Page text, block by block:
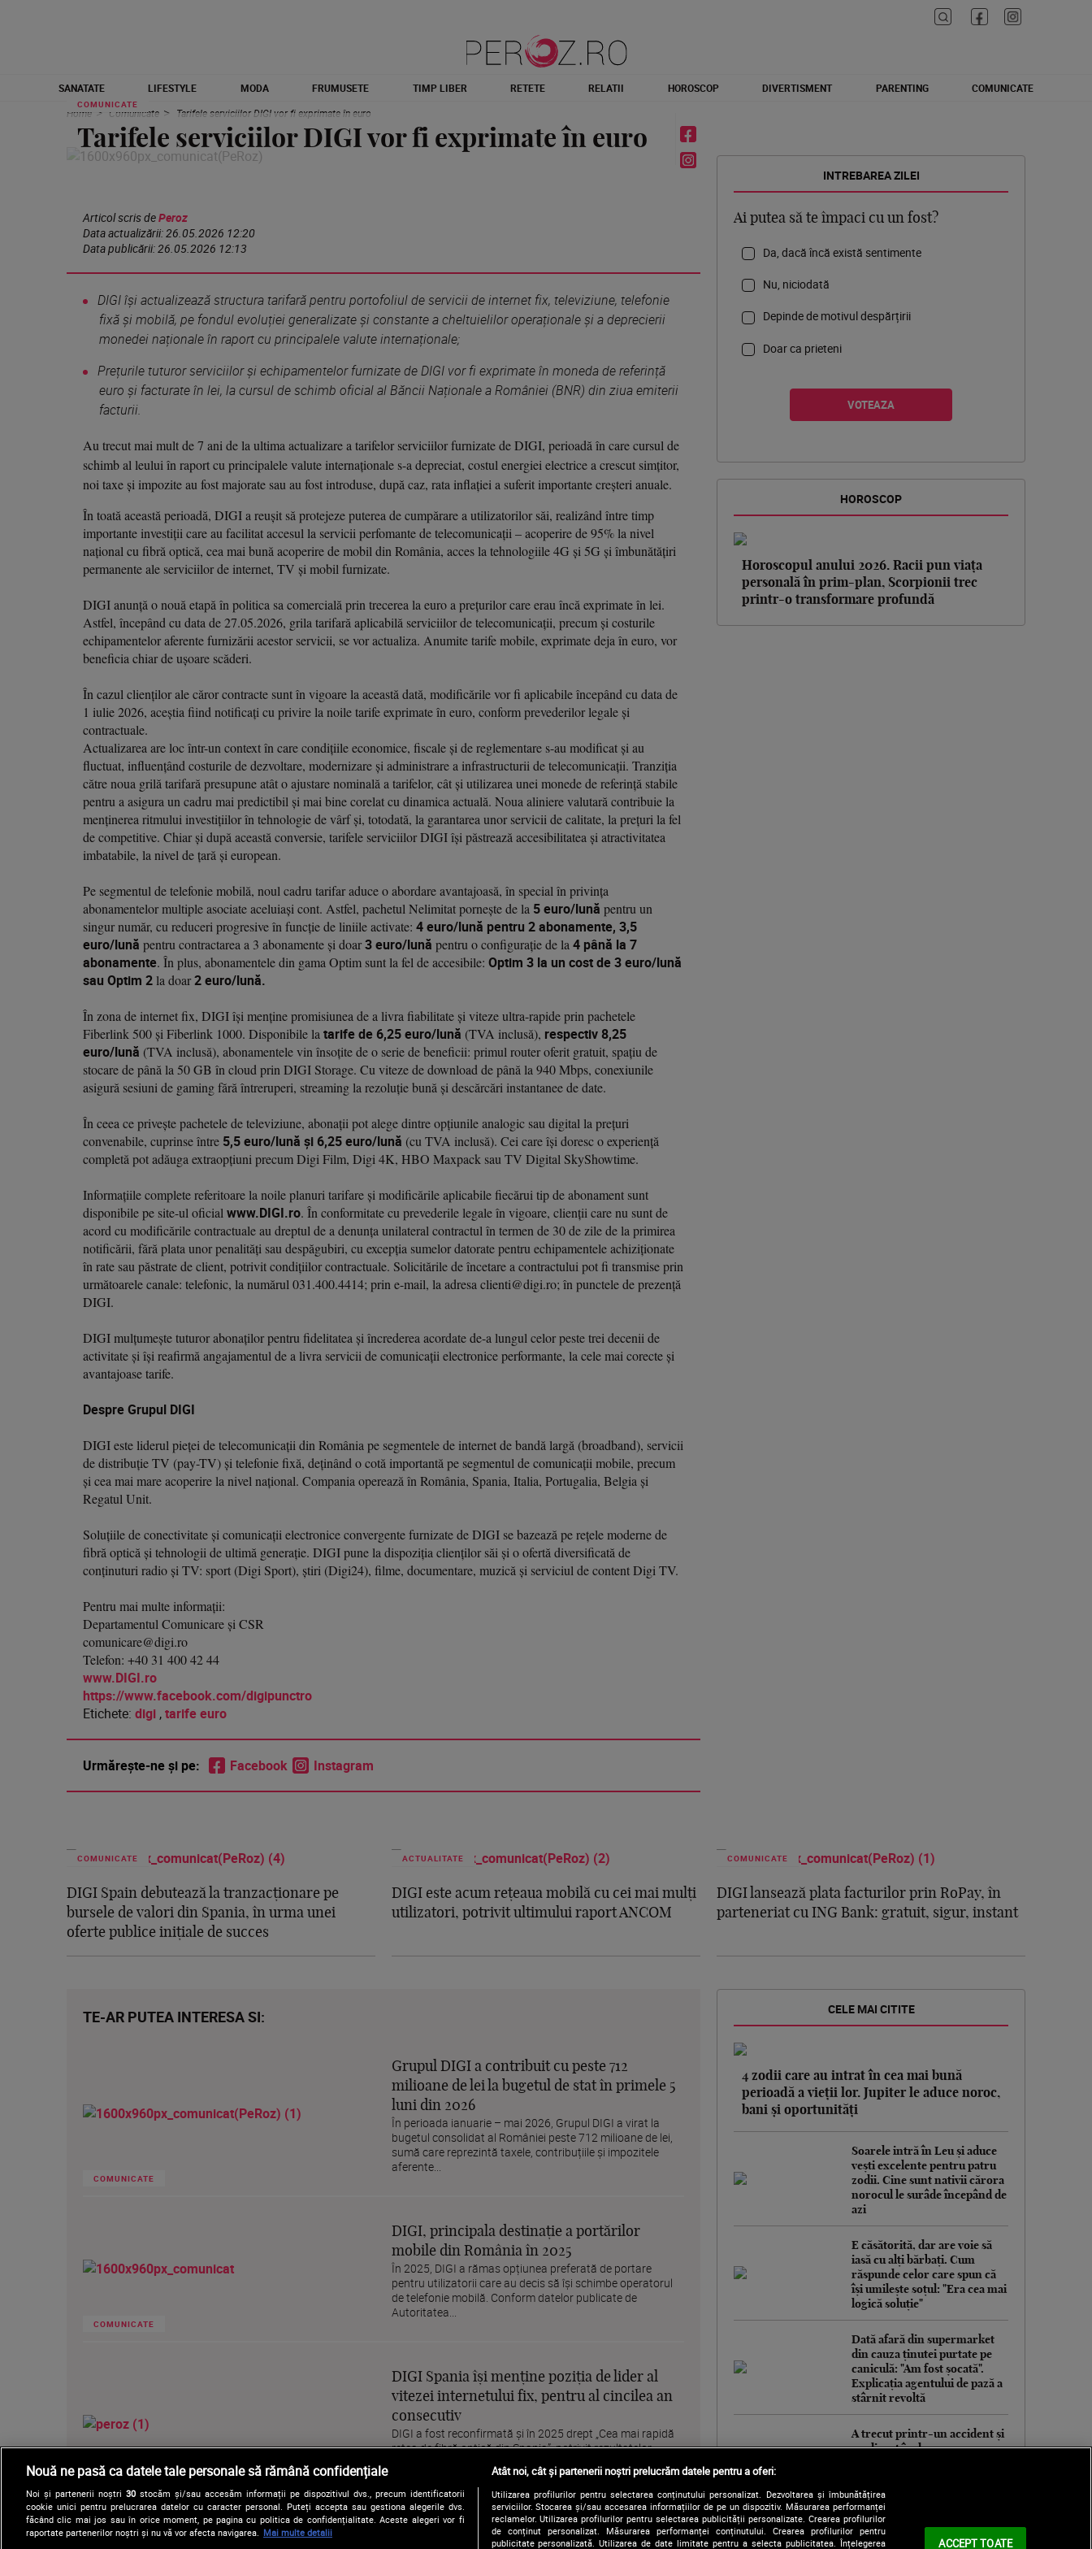
SANATATE LIFESTYLE MODA FRUMUSETE TIMP LIBER RETETE RELATII HOROSCOP DIVERTISMENT PARENTING
COMUNICATE
Home
Comunicate Tarifele serviciilor DIGI vor fi exprimate în euro
COMUNICATE
Tarifele serviciilor DIGI vor fi exprimate în euro
Articol scris dePeroz
Data actualizării: 26.05.2026 12:20
Data publicării: 26.05.2026 12:13
DIGI își actualizează structura tarifară pentru portofoliul de servicii de internet fix, televiziune, telefonie
fixă și mobilă, pe fondul evoluției generalizate și constante a cheltuielilor operaționale și a deprecierii
monedei naționale în raport cu principalele valute internaționale;
Prețurile tuturor serviciilor și echipamentelor furnizate de DIGI vor fi exprimate în moneda de referință
euro și facturate în lei, la cursul de schimb oficial al Băncii Naționale a României (BNR) din ziua emiterii
facturii.
Au trecut mai mult de 7 ani de la ultima actualizare a tarifelor serviciilor furnizate de DIGI, perioadă în care cursul de
schimb al leului în raport cu principalele valute internaționale s-a depreciat, costul energiei electrice a crescut simțitor,
noi taxe și impozite au fost majorate sau au fost introduse, după caz, rata inflației a suferit importante creșteri anuale.
În toată această perioadă, DIGI a reușit să protejeze puterea de cumpărare a utilizatorilor săi, realizând între timp
importante investiții care au facilitat accesul la servicii perfomante de telecomunicații – acoperire de 95% la nivel
național cu fibră optică, cea mai bună acoperire de mobil din România, acces la tehnologiile 4G și 5G și îmbunătățiri
permanente ale serviciilor de internet, TV și mobil furnizate.
DIGI anunță o nouă etapă în politica sa comercială prin trecerea la euro a prețurilor care erau încă exprimate în lei.
Astfel, începând cu data de 27.05.2026, grila tarifară aplicabilă serviciilor de telecomunicații, precum și costurile
echipamentelor aferente furnizării acestor servicii, se vor actualiza. Anumite tarife mobile, exprimate deja în euro, vor
beneficia chiar de ușoare scăderi.
În cazul clienților ale căror contracte sunt în vigoare la această dată, modificările vor fi aplicabile începând cu data de
1 iulie 2026, aceștia fiind notificați cu privire la noile tarife exprimate în euro, conform prevederilor legale și
contractuale.
Actualizarea are loc într-un context în care condițiile economice, fiscale și de reglementare s-au modificat și au
fluctuat, influențând costurile de dezvoltare, modernizare și administrare a infrastructurii de telecomunicații. Tranziția
către noua grilă tarifară presupune atât o ajustare nominală a tarifelor, cât și utilizarea unei monede de referință stabile
pentru a asigura un cadru mai predictibil și mai bine corelat cu dinamica actuală. Noua aliniere valutară contribuie la
menținerea ritmului investițiilor în tehnologie de vârf și, totodată, la garantarea unor servicii de calitate, la prețuri la fel
de competitive. Chiar și după această conversie, tarifele serviciilor DIGI își păstrează accesibilitatea și atractivitatea
imbatabile, la nivel de țară și european.
Pe segmentul de telefonie mobilă, noul cadru tarifar aduce o abordare avantajoasă, în special în privința
abonamentelor multiple asociate aceluiași cont. Astfel, pachetul Nelimitat pornește de la 5 euro/lună pentru un
singur număr, cu reduceri progresive în funcție de liniile activate: 4 euro/lună pentru 2 abonamente, 3,5
euro/lună pentru contractarea a 3 abonamente și doar3 euro/lună pentru o configurație de la 4 până la 7
abonamente. În plus, abonamentele din gama Optim sunt la fel de accesibile: Optim 3 la un cost de 3 euro/lună
sau Optim 2la doar2 euro/lună.
În zona de internet fix, DIGI își menține promisiunea de a livra fiabilitate și viteze ultra-rapide prin pachetele
Fiberlink 500 și Fiberlink 1000. Disponibile la tarife de 6,25 euro/lună (TVA inclusă), respectiv 8,25
euro/lună (TVA inclusă), abonamentele vin însoțite de o serie de beneficii: primul router oferit gratuit, spațiu de
stocare de până la 50 GB în cloud prin DIGI Storage. Cu viteze de download de până la 940 Mbps, conexiunile
asigură sesiuni de gaming fără întreruperi, streaming la rezoluție bună și descărcări instantanee de date.
În ceea ce privește pachetele de televiziune, abonații pot alege dintre opțiunile analogic sau digital la prețuri
convenabile, cuprinse între 5,5 euro/lună și 6,25 euro/lună (cu TVA inclusă). Cei care își doresc o experiență
completă pot adăuga extraopțiuni precum Digi Film, Digi 4K, HBO Maxpack sau TV Digital SkyShowtime.
Informațiile complete referitoare la noile planuri tarifare și modificările aplicabile fiecărui tip de abonament sunt
disponibile pe site-ul oficial www.DIGI.ro. În conformitate cu prevederile legale în vigoare, clienții care nu sunt de
acord cu modificările contractuale au dreptul de a denunța unilateral contractul în termen de 30 de zile de la primirea
notificării, fără plata unor penalități sau despăgubiri, cu excepția sumelor datorate pentru echipamentele achiziționate
în rate sau păstrate de client, potrivit condițiilor contractuale. Solicitările de încetare a contractului pot fi transmise prin
următoarele canale: telefonic, la numărul 031.400.4414; prin e-mail, la adresa clienti@digi.ro; în punctele de prezență
DIGI.
DIGI mulțumește tuturor abonaților pentru fidelitatea și încrederea acordate de-a lungul celor peste trei decenii de
activitate și își reafirmă angajamentul de a livra servicii de comunicații electronice performante, la cele mai corecte și
avantajoase tarife.
Despre Grupul DIGI
DIGI este liderul pieței de telecomunicații din România pe segmentele de internet de bandă largă (broadband), servicii
de distribuție TV (pay-TV) și telefonie fixă, deținând o cotă importantă pe segmentul de comunicații mobile, precum
și cea mai mare acoperire la nivel național. Compania operează în România, Spania, Italia, Portugalia, Belgia și
Regatul Unit.
Soluțiile de conectivitate și comunicații electronice convergente furnizate de DIGI se bazează pe rețele moderne de
fibră optică și tehnologii de ultimă generație. DIGI pune la dispoziția clienților săi și o ofertă diversificată de
conținuturi radio și TV: sport (Digi Sport), știri (Digi24), filme, documentare, muzică și serviciul de content Digi TV.
Pentru mai multe informaţii:
Departamentul Comunicare și CSR
comunicare@digi.ro
Telefon: +40 31 400 42 44
www.DIGI.ro
https://www.facebook.com/digipunctro
Etichete: digi ,tarife euro
Urmărește-ne și pe: Facebook Instagram
INTREBAREA ZILEI
Ai putea să te împaci cu un fost?
Da, dacă încă există sentimente
Nu, niciodată
Depinde de motivul despărțirii
Doar ca prieteni
HOROSCOP
Horoscopul anului 2026. Racii pun viața
personală în prim-plan, Scorpionii trec
printr-o transformare profundă
COMUNICATE
DIGI Spain debutează la tranzacționare pe
bursele de valori din Spania, în urma unei
oferte publice inițiale de succes
ACTUALITATE
DIGI este acum rețeaua mobilă cu cei mai mulți
utilizatori, potrivit ultimului raport ANCOM
COMUNICATE
DIGI lansează plata facturilor prin RoPay, în
parteneriat cu ING Bank: gratuit, sigur, instant
TE-AR PUTEA INTERESA SI:
COMUNICATE
Grupul DIGI a contribuit cu peste 712
milioane de lei la bugetul de stat în primele 5
luni din 2026
În perioada ianuarie – mai 2026, Grupul DIGI a virat la
bugetul consolidat al României peste 712 milioane de lei,
sumă care reprezintă taxele, contribuțiile și impozitele
aferente...
COMUNICATE
DIGI, principala destinație a portărilor
mobile din România în 2025
În 2025, DIGI a rămas opțiunea preferată de portare
pentru utilizatorii care au decis să își schimbe operatorul
de telefonie mobilă. Conform datelor publicate de
Autoritatea...
COMUNICATE
DIGI Spania își menține poziția de lider al
vitezei internetului fix, pentru al cincilea an
consecutiv
DIGI a fost reconfirmată și în 2025 drept „Cea mai rapidă
rețea de fibră optică din Spania”, potrivit rezultatelor
CELE MAI CITITE
4 zodii care au intrat în cea mai bună
perioadă a vieții lor. Jupiter le aduce noroc,
bani și oportunități
Soarele intră în Leu și aduce
vești excelente pentru patru
zodii. Cine sunt nativii cărora
norocul le surâde începând de
azi
E căsătorită, dar are voie să
iasă cu alți bărbați. Cum
răspunde celor care spun că
își umilește soțul: "Era cea mai
logică soluție"
Dată afară din supermarket
din cauza ținutei purtate pe
caniculă: "Am fost șocată".
Explicația agentului de pază a
stârnit revoltă
A trecut printr-un accident și
un divorț în doar un an.
Nouă ne pasă ca datele tale personale să rămână confidențiale
Noi și partenerii noștri 30stocăm și/sau accesăm informații pe dispozitivul dvs., precum identificatorii
cookie unici pentru prelucrarea datelor cu caracter personal. Puteți accepta sau gestiona alegerile dvs.
făcând clic mai jos sau în orice moment, pe pagina cu politica de confidențialitate. Aceste alegeri vor fi
raportate partenerilor noștri și nu vă vor afecta navigarea. Mai multe detalii
Atât noi, cât și partenerii noștri prelucrăm datele pentru a oferi:
Utilizarea profilurilor pentru selectarea conținutului personalizat. Dezvoltarea și îmbunătățirea
serviciilor. Stocarea și/sau accesarea informațiilor de pe un dispozitiv. Măsurarea performanței
reclamelor. Utilizarea profilurilor pentru selectarea publicității personalizate. Crearea profilurilor
de conținut personalizat. Măsurarea performanței conținutului. Crearea profilurilor pentru
publicitate personalizată. Utilizarea de date limitate pentru a selecta publicitatea. Înțelegerea
ACCEPT TOATE